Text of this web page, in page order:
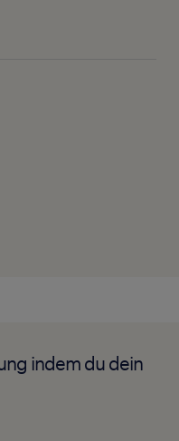
indem du dein